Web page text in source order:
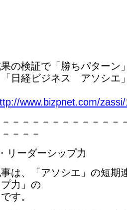
検証で「勝ちパターン
経ビジネス アソシエ
www.bizpnet.com/
－－－－－－－－－－－－
－－－
リーダーシップ力
は、「アソシエ」の短期
力」の
す。